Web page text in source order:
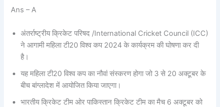
Ans – A
अंतर्राष्ट्रीय क्रिकेट परिषद /International Cricket Council (ICC)
ने आगामी महिला टी20 विश्व कप 2024 के कार्यक्रम की घोषणा कर दी
है।
यह महिला टी20 विश्व कप का नौवां संस्करण होगा जो 3 से 20 अक्टूबर के
बीच बांग्लादेश में आयोजित किया जाएगा।
भारतीय क्रिकेट टीम ओर पाकिस्तान क्रिकेट टीम का मैच 6 अक्टूबर को